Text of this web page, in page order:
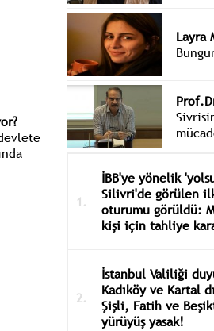
Layra
İBB'ye yönelik
Silivri'de görülen
oturumu görüldü:
kişi için tahliye
İstanbul Valiliği
Kadıköy ve Kartal
Şişli, Fatih ve
yürüyüş yasak!